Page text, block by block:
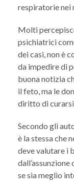
respiratorie nei
Molti
psichiatrici
dei casi, non è
da impedire di
buona notizia
il feto, ma le
diritto di
Secondo gli
è la stessa che
deve valutare i
se sia meglio